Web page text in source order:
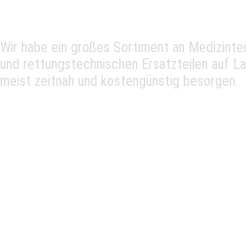
Wir habe ein großes Sortiment an
und rettungstechnischen Ersatzteilen auf
meist zeitnah und kostengünstig besorgen.